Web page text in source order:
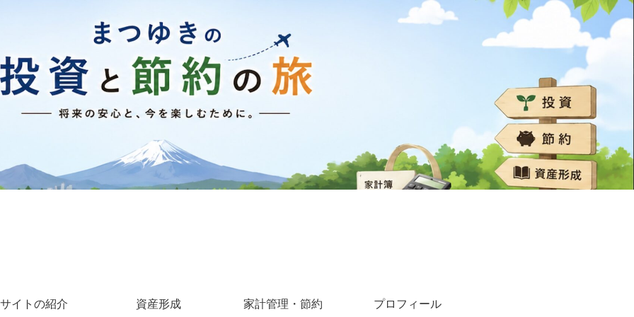
サイトの紹介 資産形成 家計管理・節約 プロフィール